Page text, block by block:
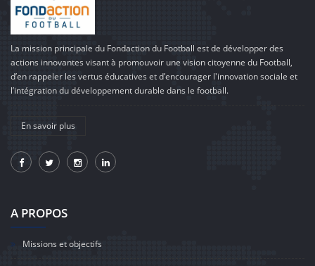
La mission principale du Fondaction du Football est de développer des
actions innovantes visant à promouvoir une vision citoyenne du Football,
d’en rappeler les vertus éducatives et d’encourager l'innovation sociale et
l’intégration du développement durable dans le football.
En savoir plus
A PROPOS
Missions et objectifs